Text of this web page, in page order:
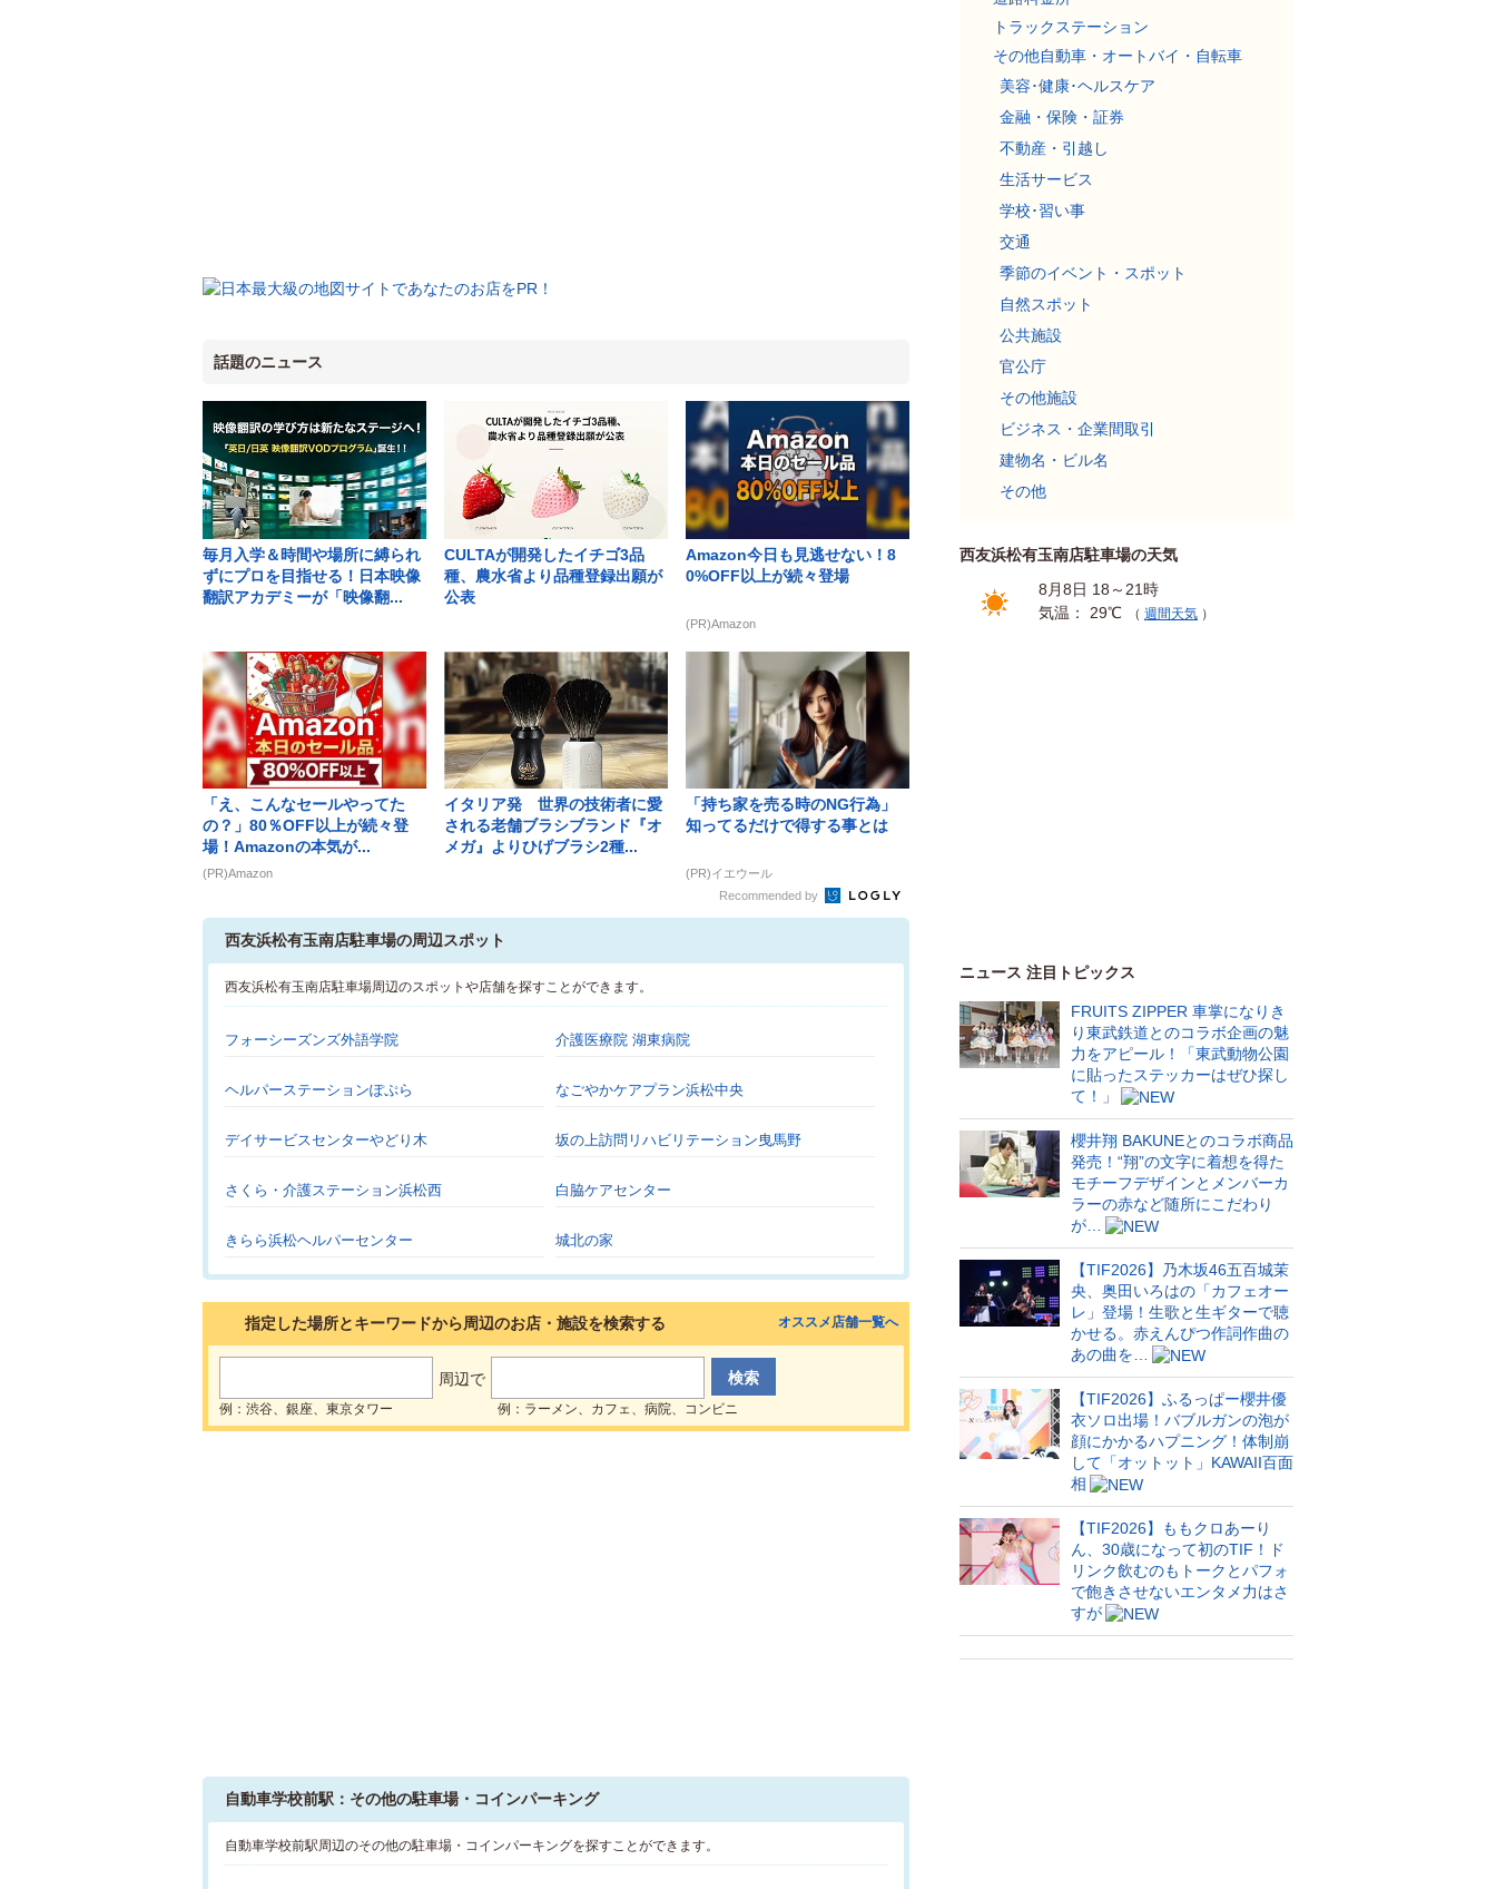
話題のニュース
毎月入学＆時間や場所に縛られ
ずにプロを目指せる！日本映像
翻訳アカデミーが「映像翻...
CULTAが開発したイチゴ3品
種、農水省より品種登録出願が
公表
Amazon今日も見逃せない！8
0%OFF以上が続々登場
(PR)Amazon
「え、こんなセールやってた
の？」80％OFF以上が続々登
場！Amazonの本気が...
(PR)Amazon
イタリア発 世界の技術者に愛
される老舗ブラシブランド『オ
メガ』よりひげブラシ2種...
「持ち家を売る時のNG行為」
知ってるだけで得する事とは
(PR)イエウール
Recommended by
西友浜松有玉南店駐車場の周辺スポット
西友浜松有玉南店駐車場周辺のスポットや店舗を探すことができます。
フォーシーズンズ外語学院 介護医療院 湖東病院
ヘルパーステーションぽぷら なごやかケアプラン浜松中央
デイサービスセンターやどり木 坂の上訪問リハビリテーション曳馬野
さくら・介護ステーション浜松西 白脇ケアセンター
きらら浜松ヘルパーセンター 城北の家
指定した場所とキーワードから周辺のお店・施設を検索する
周辺で
例：渋谷、銀座、東京タワー 例：ラーメン、カフェ、病院、コンビニ
オススメ店舗一覧へ
自動車学校前駅：その他の駐車場・コインパーキング
自動車学校前駅周辺のその他の駐車場・コインパーキングを探すことができます。
トラックステーション
その他自動車・オートバイ・自転車
美容･健康･ヘルスケア
金融・保険・証券
不動産・引越し
生活サービス
学校･習い事
交通
季節のイベント・スポット
自然スポット
公共施設
官公庁
その他施設
ビジネス・企業間取引
建物名・ビル名
その他
西友浜松有玉南店駐車場の天気
8月8日 18～21時
気温： 29℃
（ 週間天気 ）
ニュース 注目トピックス
FRUITS ZIPPER 車掌になりき
り東武鉄道とのコラボ企画の魅
力をアピール！「東武動物公園
に貼ったステッカーはぜひ探し
て！」
櫻井翔 BAKUNEとのコラボ商品
発売！“翔”の文字に着想を得た
モチーフデザインとメンバーカ
ラーの赤など随所にこだわり
が…
【TIF2026】乃木坂46五百城茉
央、奥田いろはの「カフェオー
レ」登場！生歌と生ギターで聴
かせる。赤えんぴつ作詞作曲の
あの曲を…
【TIF2026】ふるっぱー櫻井優
衣ソロ出場！バブルガンの泡が
顔にかかるハプニング！体制崩
して「オットット」KAWAII百面
相
【TIF2026】ももクロあーり
ん、30歳になって初のTIF！ド
リンク飲むのもトークとパフォ
で飽きさせないエンタメ力はさ
すが